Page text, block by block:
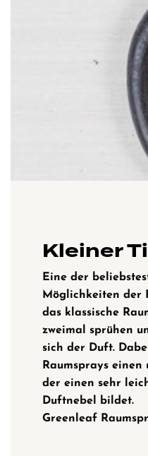
Kleiner
Eine der
Möglichkeiten der
das klassische
zweimal sprühen
sich der Duft.
Raumsprays
der einen sehr
Duftnebel bildet.
Greenleaf